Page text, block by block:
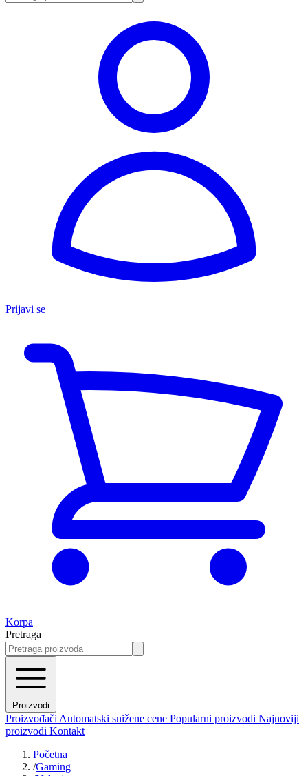
Prijavi se
Korpa
Pretraga
Proizvodi
Proizvođači Automatski snižene cene Popularni proizvodi Najnoviji
proizvodi Kontakt
Početna
/Gaming